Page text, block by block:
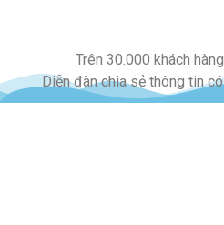
Trên 30.000 khách
Diễn đàn chia sẻ thông tin